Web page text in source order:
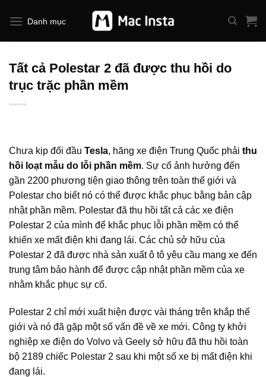
qua
Danh mục
Tất cả Polestar 2 đã được thu hồi do
trục trặc phần mềm
Chưa kịp đối đầu Tesla, hãng xe điện Trung Quốc phải thu
hồi loạt mẫu do lỗi phần mềm. Sự cố ảnh hưởng đến
gần 2200 phương tiện giao thông trên toàn thế giới và
Polestar cho biết nó có thể được khắc phục bằng bản cập
nhật phần mềm. Polestar đã thu hồi tất cả các xe điện
Polestar 2 của mình để khắc phục lỗi phần mềm có thể
khiến xe mất điện khi đang lái. Các chủ sở hữu của
Polestar 2 đã được nhà sản xuất ô tô yêu cầu mang xe đến
trung tâm bảo hành để được cập nhật phần mềm của xe
nhằm khắc phục sự cố.
Polestar 2 chỉ mới xuất hiện được vài tháng trên khắp thế
giới và nó đã gặp một số vấn đề về xe mới. Công ty khởi
nghiệp xe điện do Volvo và Geely sở hữu đã thu hồi toàn
bộ 2189 chiếc Polestar 2 sau khi một số xe bị mất điện khi
đang lái.